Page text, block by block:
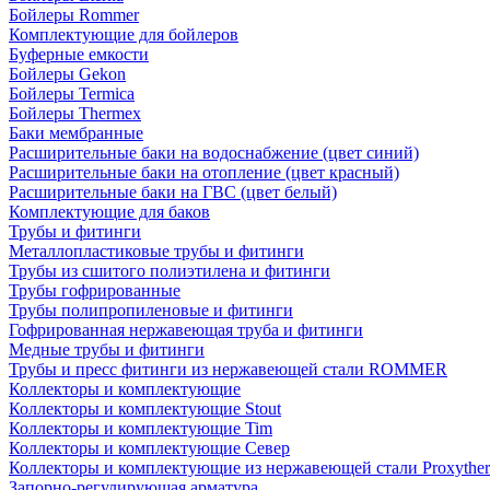
Бойлеры Rommer
Комплектующие для бойлеров
Буферные емкости
Бойлеры Gekon
Бойлеры Termica
Бойлеры Thermex
Баки мембранные
Расширительные баки на водоснабжение (цвет синий)
Расширительные баки на отопление (цвет красный)
Расширительные баки на ГВС (цвет белый)
Комплектующие для баков
Трубы и фитинги
Металлопластиковые трубы и фитинги
Трубы из сшитого полиэтилена и фитинги
Трубы гофрированные
Трубы полипропиленовые и фитинги
Гофрированная нержавеющая труба и фитинги
Медные трубы и фитинги
Трубы и пресс фитинги из нержавеющей стали ROMMER
Коллекторы и комплектующие
Коллекторы и комплектующие Stout
Коллекторы и комплектующие Tim
Коллекторы и комплектующие Север
Коллекторы и комплектующие из нержавеющей стали